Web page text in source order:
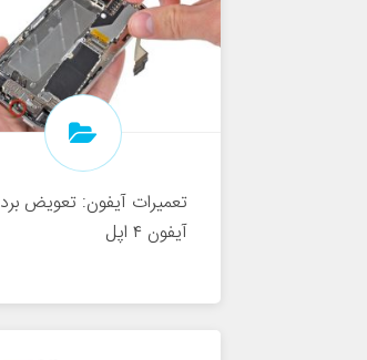
تعمیرات آیفون: تعویض برد
آیفون ۴ اپل